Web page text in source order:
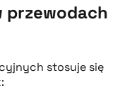
przewodach
stosuje się